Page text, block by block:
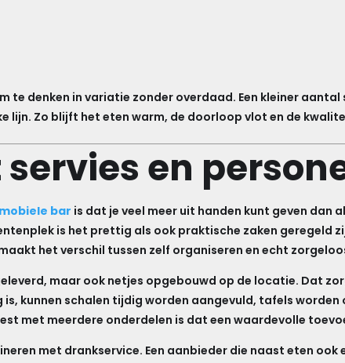
te denken in variatie zonder overdaad. Een kleiner
Zo blijft het eten warm, de doorloop vlot en de
en
bar is dat je veel meer uit handen kunt geven dan
is het prettig als ook praktische zaken geregeld
het verschil tussen zelf organiseren en echt
maar ook netjes opgebouwd op de locatie. Dat
kunnen schalen tijdig worden aangevuld, tafels worden
met meerdere onderdelen is dat een waardevolle
met drankservice. Een aanbieder die naast eten ook